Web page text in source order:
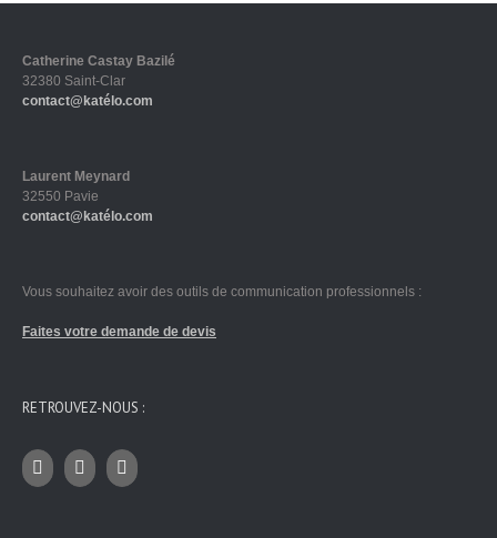
Catherine Castay Bazilé
32380 Saint-Clar
contact@katélo.com
Laurent Meynard
32550 Pavie
contact@katélo.com
Vous souhaitez avoir des outils de communication professionnels :
Faites votre demande de devis
RETROUVEZ-NOUS :